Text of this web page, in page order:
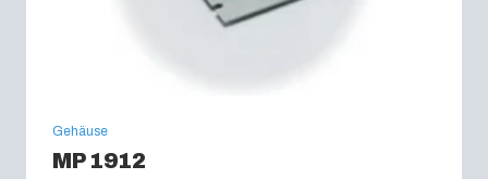
Gehäuse
MP 1912